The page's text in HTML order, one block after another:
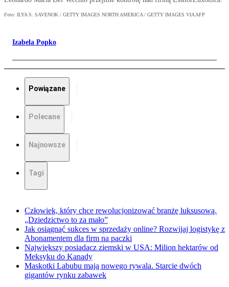
Foto: ILYA S. SAVENOK / GETTY IMAGES NORTH AMERICA / GETTY IMAGES VIA AFP
Izabela Popko
Powiązane
Polecane
Najnowsze
Tagi
Człowiek, który chce rewolucjonizować branżę luksusową.
„Dziedzictwo to za mało”
Jak osiągnąć sukces w sprzedaży online? Rozwijaj logistykę z
Abonamentem dla firm na paczki
Największy posiadacz ziemski w USA: Milion hektarów od
Meksyku do Kanady
Maskotki Labubu mają nowego rywala. Starcie dwóch
gigantów rynku zabawek